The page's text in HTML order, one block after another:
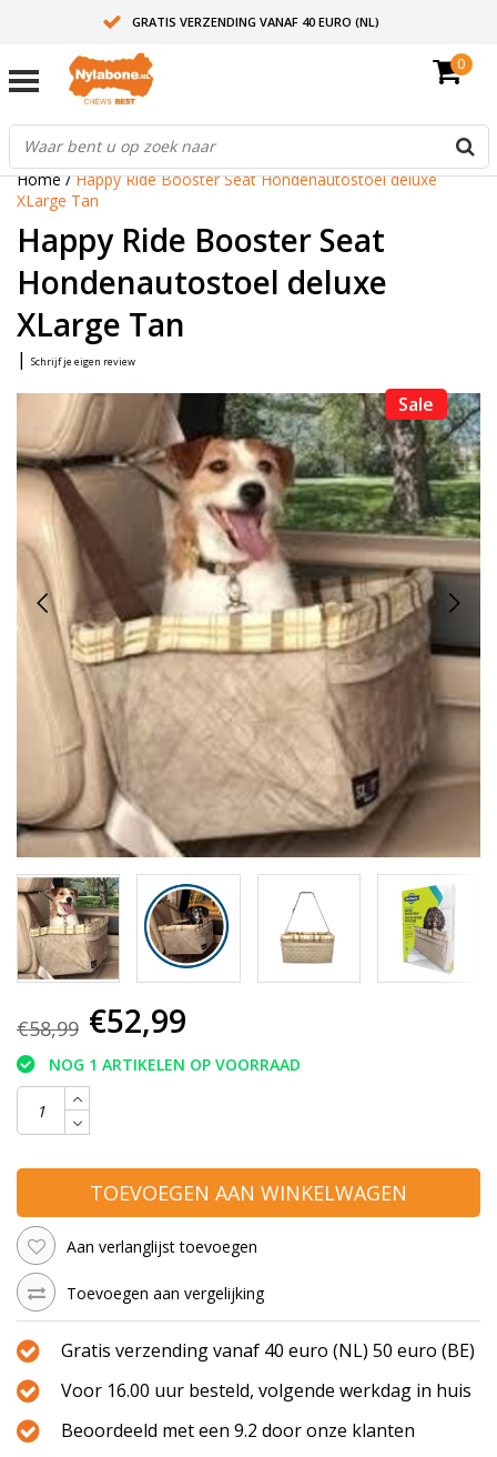
GRATIS VERZENDING VANAF 40 EURO (NL)
0
Home/Happy Ride Booster Seat Hondenautostoel deluxe
XLarge Tan
Happy Ride Booster Seat
Hondenautostoel deluxe
XLarge Tan
| Schrijf je eigen review
Sale
€58,99 €52,99
NOG 1 ARTIKELEN OP VOORRAAD
TOEVOEGEN AAN WINKELWAGEN
Aan verlanglijst toevoegen
Toevoegen aan vergelijking
Gratis verzending vanaf 40 euro (NL) 50 euro (BE)
Voor 16.00 uur besteld, volgende werkdag in huis
Beoordeeld met een 9.2 door onze klanten